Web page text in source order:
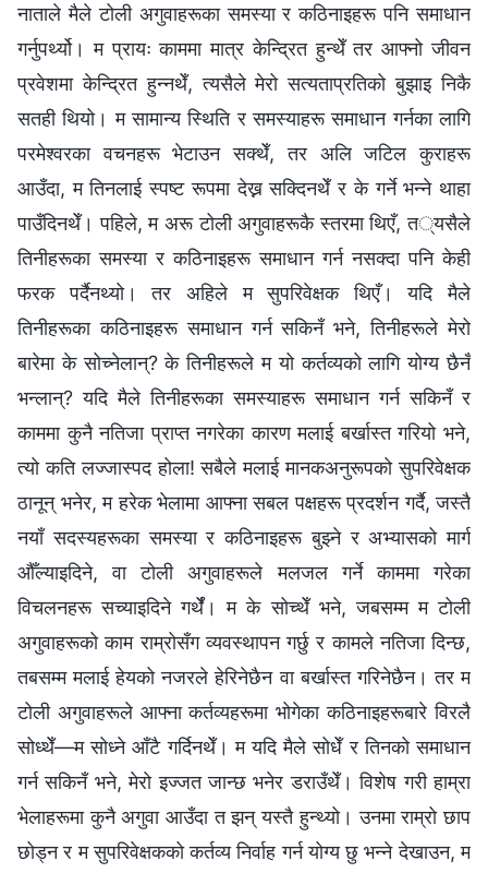
नाताले मैले टोली अगुवाहरूका समस्या र कठिनाइहरू पनि समाधान
गर्नुपर्थ्यो। म प्रायः काममा मात्र केन्द्रित हुन्थेँ तर आफ्नो जीवन
प्रवेशमा केन्द्रित हुन्नथेँ, त्यसैले मेरो सत्यताप्रतिको बुझाइ निकै
सतही थियो। म सामान्य स्थिति र समस्याहरू समाधान गर्नका लागि
परमेश्‍वरका वचनहरू भेटाउन सक्थेँ, तर अलि जटिल कुराहरू
आउँदा, म तिनलाई स्पष्ट रूपमा देख्न सक्दिनथेँ र के गर्ने भन्ने थाहा
पाउँदिनथेँ। पहिले, म अरू टोली अगुवाहरूकै स्तरमा थिएँ, त्यसैले
तिनीहरूका समस्या र कठिनाइहरू समाधान गर्न नसक्दा पनि केही
फरक पर्दैनथ्यो। तर अहिले म सुपरिवेक्षक थिएँ। यदि मैले
तिनीहरूका कठिनाइहरू समाधान गर्न सकिनँ भने, तिनीहरूले मेरो
बारेमा के सोच्नेलान्? के तिनीहरूले म यो कर्तव्यको लागि योग्य छैनँ
भन्लान्? यदि मैले तिनीहरूका समस्याहरू समाधान गर्न सकिनँ र
काममा कुनै नतिजा प्राप्त नगरेका कारण मलाई बर्खास्त गरियो भने,
त्यो कति लज्जास्पद होला! सबैले मलाई मानकअनुरूपको सुपरिवेक्षक
ठानून् भनेर, म हरेक भेलामा आफ्ना सबल पक्षहरू प्रदर्शन गर्दै, जस्तै
नयाँ सदस्यहरूका समस्या र कठिनाइहरू बुझ्ने र अभ्यासको मार्ग
औँल्याइदिने, वा टोली अगुवाहरूले मलजल गर्ने काममा गरेका
विचलनहरू सच्याइदिने गर्थेँ। म के सोच्थेँ भने, जबसम्म म टोली
अगुवाहरूको काम राम्रोसँग व्यवस्थापन गर्छु र कामले नतिजा दिन्छ,
तबसम्म मलाई हेयको नजरले हेरिनेछैन वा बर्खास्त गरिनेछैन। तर म
टोली अगुवाहरूले आफ्ना कर्तव्यहरूमा भोगेका कठिनाइहरूबारे विरलै
सोध्थेँ—म सोध्ने आँटै गर्दिनथेँ। म यदि मैले सोधेँ र तिनको समाधान
गर्न सकिनँ भने, मेरो इज्जत जान्छ भनेर डराउँथेँ। विशेष गरी हाम्रा
भेलाहरूमा कुनै अगुवा आउँदा त झन् यस्तै हुन्थ्यो। उनमा राम्रो छाप
छोड्न र म सुपरिवेक्षकको कर्तव्य निर्वाह गर्न योग्य छु भन्ने देखाउन, म